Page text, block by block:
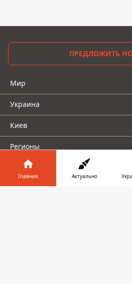
ПРЕДЛОЖИТЬ
Мир
Украина
Киев
Регионы
Деньги
Шоу-биз
Главная Актуально